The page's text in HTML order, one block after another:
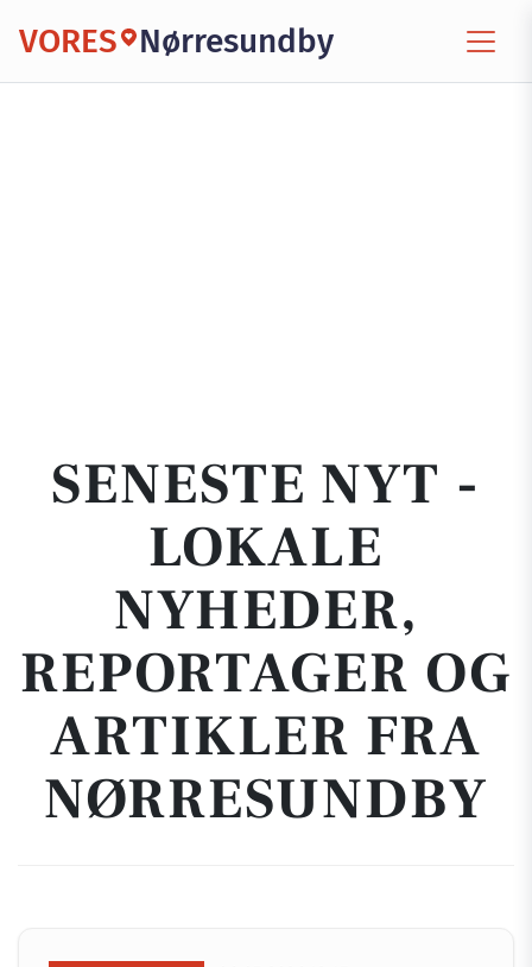
VORES Nørresundby
SENESTE NYT -
LOKALE
NYHEDER,
REPORTAGER OG
ARTIKLER FRA
NØRRESUNDBY